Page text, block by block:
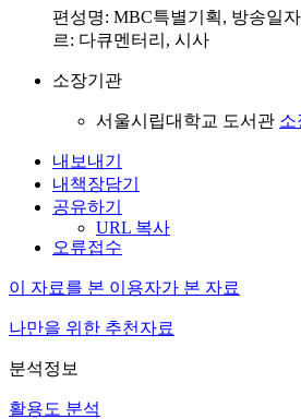
편성명: MBC특별기획, 방송일
르: 다큐멘터리, 시사
소장기관
서울시립대학교 도서관 소
내보내기
내책장담기
공유하기
URL 복사
오류접수
이 자료를 본 이용자가 본 자료
나만을 위한 추천자료
분석정보
활용도 분석